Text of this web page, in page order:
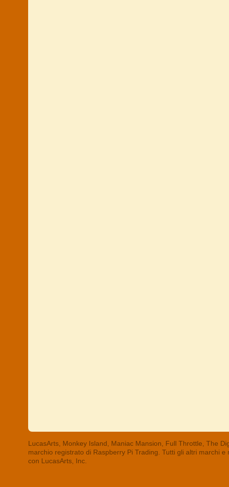
LucasArts, Monkey Island, Maniac Mansion, Full Throttle, The
marchio registrato di Raspberry Pi Trading. Tutti gli altri marchi
con LucasArts, Inc.